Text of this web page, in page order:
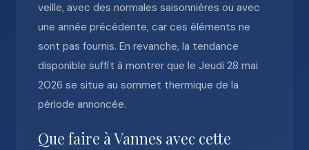
veille, avec des normales saisonnières ou avec
une année précédente, car ces éléments ne
sont pas fournis. En revanche, la tendance
disponible suffit à montrer que le Jeudi 28 mai
2026 se situe au sommet thermique de la
période annoncée.
Que faire à Vannes avec cette